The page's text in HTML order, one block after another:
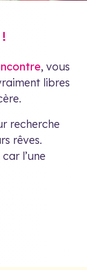
, vous
libres
recherche
rêves.
car l’une